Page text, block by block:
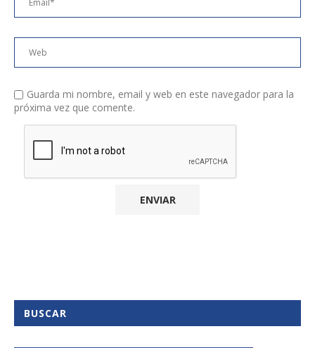
Guarda mi nombre, email y web en este navegador para la
próxima vez que comente.
BUSCAR